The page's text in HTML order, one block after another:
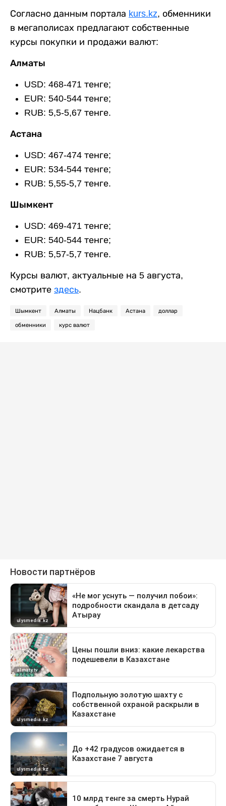
Согласно данным портала kurs.kz, обменники
в мегаполисах предлагают собственные
курсы покупки и продажи валют:
Алматы
USD: 468-471 тенге;
EUR: 540-544 тенге;
RUB: 5,5-5,67 тенге.
Астана
USD: 467-474 тенге;
EUR: 534-544 тенге;
RUB: 5,55-5,7 тенге.
Шымкент
USD: 469-471 тенге;
EUR: 540-544 тенге;
RUB: 5,57-5,7 тенге.
Курсы валют, актуальные на 5 августа,
смотрите здесь.
Шымкент Алматы Нацбанк Астана доллар
обменники курс валют